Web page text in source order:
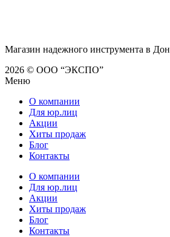
Магазин надежного инструмента в
2026 © ООО “ЭКСПО”
Меню
О компании
Для юр.лиц
Акции
Хиты продаж
Блог
Контакты
О компании
Для юр.лиц
Акции
Хиты продаж
Блог
Контакты